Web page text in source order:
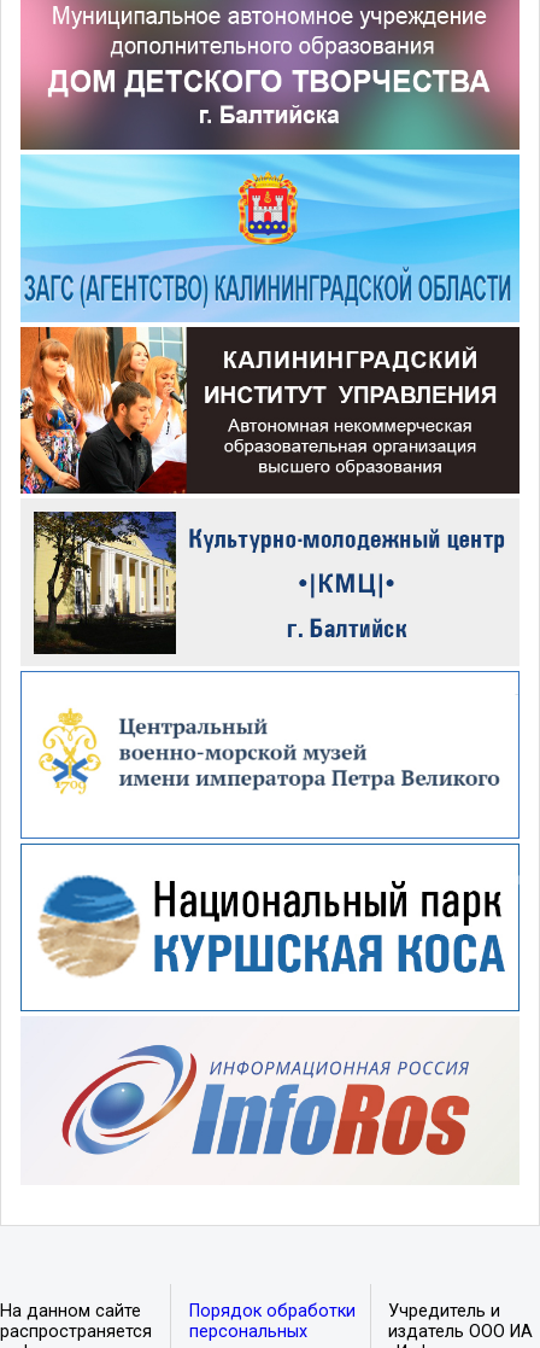
На данном сайте
распространяется
Порядок обработки
персональных
Учредитель и
издатель ООО ИА